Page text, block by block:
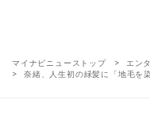
マイナビニューストップ エン
奈緒、人生初の緑髪に「地毛を